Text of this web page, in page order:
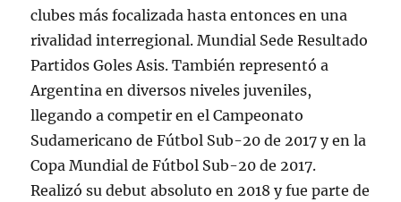
clubes más focalizada hasta entonces en una
rivalidad interregional. Mundial Sede Resultado
Partidos Goles Asis. También representó a
Argentina en diversos niveles juveniles,
llegando a competir en el Campeonato
Sudamericano de Fútbol Sub-20 de 2017 y en la
Copa Mundial de Fútbol Sub-20 de 2017.
Realizó su debut absoluto en 2018 y fue parte de